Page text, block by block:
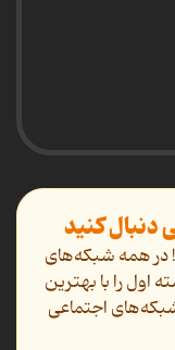
دنبال کنید
در همه شبکه‌های
اول را با بهترین
شبکه‌های اجتماعی